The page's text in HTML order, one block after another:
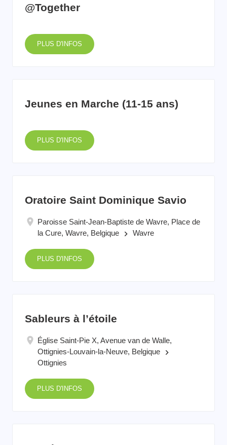
@Together
PLUS D'INFOS
Jeunes en Marche (11-15 ans)
PLUS D'INFOS
Oratoire Saint Dominique Savio
Paroisse Saint-Jean-Baptiste de Wavre, Place de
la Cure, Wavre, Belgique
keyboard_arrow_right Wavre
PLUS D'INFOS
Sableurs à l’étoile
Église Saint-Pie X, Avenue van de Walle,
Ottignies-Louvain-la-Neuve, Belgique
keyboard_arrow_right
Ottignies
PLUS D'INFOS